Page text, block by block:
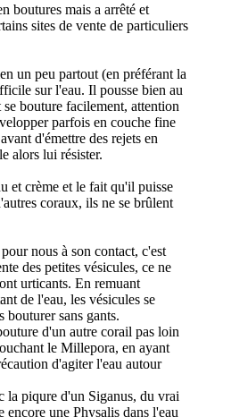
boutures mais a arrêté et
sites de vente de particuliers
un peu partout (en préférant la
sur l'eau. Il pousse bien au
bouture facilement, attention
parfois en couche fine
d'émettre des rejets en
alors lui résister.
et crème et le fait qu'il puisse
coraux, ils ne se brûlent
nous à son contact, c'est
des petites vésicules, ce ne
urticants. En remuant
de l'eau, les vésicules se
bouturer sans gants.
d'un autre corail pas loin
le Millepora, en ayant
d'agiter l'eau autour
la piqure d'un Siganus, du vrai
une Physalis dans l'eau